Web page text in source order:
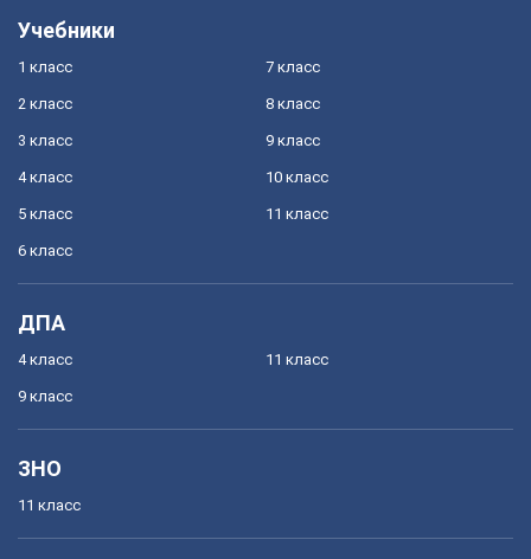
Учебники
1 класс
2 класс
3 класс
4 класс
5 класс
6 класс
7 класс
8 класс
9 класс
10 класс
11 класс
ДПА
4 класс
9 класс
11 класс
ЗНО
11 класс